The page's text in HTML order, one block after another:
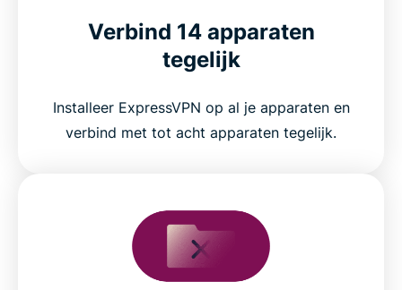
Verbind 14 apparaten
tegelijk
Installeer ExpressVPN op al je apparaten en
verbind met tot acht apparaten tegelijk.